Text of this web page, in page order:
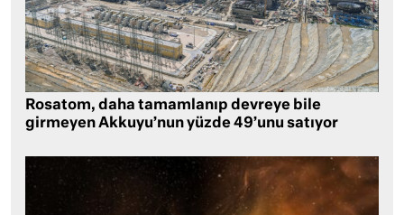
Rosatom, daha tamamlanıp devreye bile
girmeyen Akkuyu’nun yüzde 49’unu satıyor